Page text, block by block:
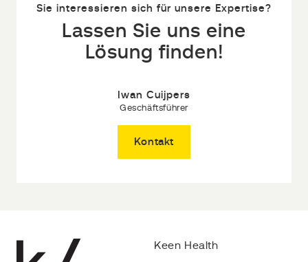
Sie interessieren sich für unsere Expertise?
Lassen Sie uns eine
Lösung finden!
Iwan Cuijpers
Geschäftsführer
Kontakt
Keen Health